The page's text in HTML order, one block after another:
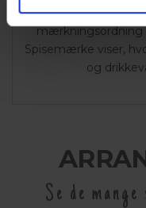
Det Økologiske
mærkningsordning
Spisemærke viser,
og
Se de